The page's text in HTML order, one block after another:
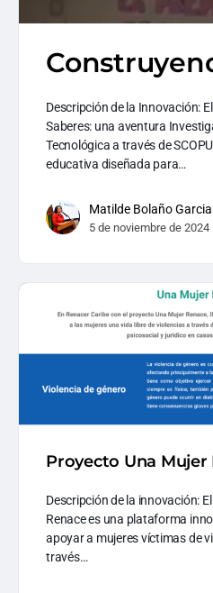
Descripción de la Innovación:
Saberes: una aventura
Tecnológica a través de
educativa diseñada para…
Matilde Bolaño Garcia
5 de noviembre de 2024
Proyecto Una Mujer
Descripción de la innovación:
Renace es una plataforma
apoyar a mujeres víctimas de
través…